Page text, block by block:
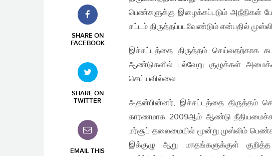
SHARE ON
FACEBOOK
SHARE ON
TWITTER
EMAIL THIS
பெண்களுக்கு இழைக்கப்படும் அநீதிகள்
சட்டம் திருத்தப்படவேண்டும் என்பதில்
இச்சட்டத்தை திருத்தம் செய்வதற்காக
ஆண்டுகளில் பல்வேறு குழுக்கள்
செய்யவில்லை.
அதன்பின்னர், இச்சட்டத்தை திருத்தம்
காரணமாக 2009ஆம் ஆண்டு
மர்சூப் தலைமையில் மூன்று முஸ்லிம்
இக்குழு ஆறு மாதங்களுக்குள்